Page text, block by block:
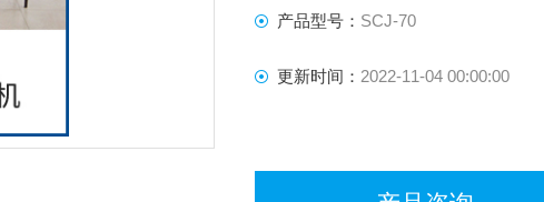
产品型号： SCJ-70
更新时间： 2022-11-04 00:00:00